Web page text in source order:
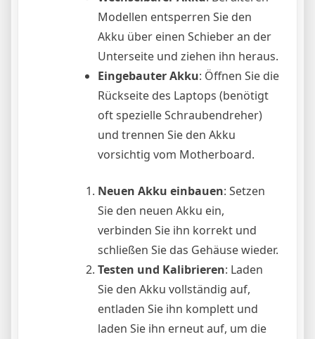
Modellen entsperren Sie den
Akku über einen Schieber an der
Unterseite und ziehen ihn heraus.
Eingebauter Akku: Öffnen Sie die
Rückseite des Laptops (benötigt
oft spezielle Schraubendreher)
und trennen Sie den Akku
vorsichtig vom Motherboard.
Neuen Akku einbauen: Setzen
Sie den neuen Akku ein,
verbinden Sie ihn korrekt und
schließen Sie das Gehäuse wieder.
Testen und Kalibrieren: Laden
Sie den Akku vollständig auf,
entladen Sie ihn komplett und
laden Sie ihn erneut auf, um die